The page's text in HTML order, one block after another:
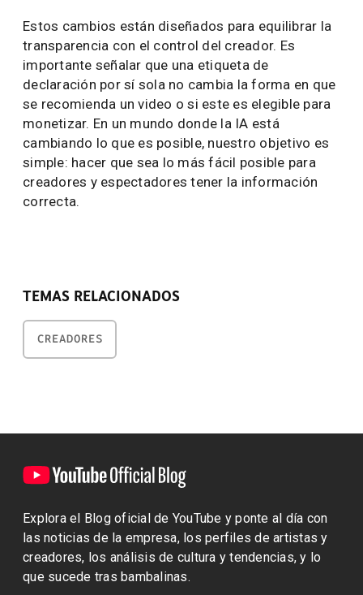
Estos cambios están diseñados para equilibrar la
transparencia con el control del creador. Es
importante señalar que una etiqueta de
declaración por sí sola no cambia la forma en que
se recomienda un video o si este es elegible para
monetizar. En un mundo donde la IA está
cambiando lo que es posible, nuestro objetivo es
simple: hacer que sea lo más fácil posible para
creadores y espectadores tener la información
correcta.
TEMAS RELACIONADOS
CREADORES
Explora el Blog oficial de YouTube y ponte al día con
las noticias de la empresa, los perfiles de artistas y
creadores, los análisis de cultura y tendencias, y lo
que sucede tras bambalinas.